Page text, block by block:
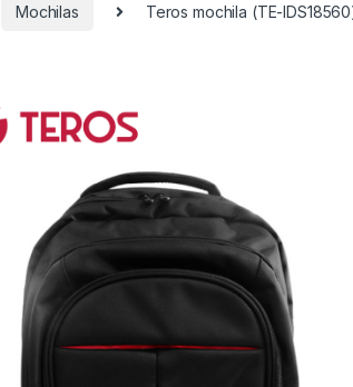
Mochilas Teros mochila (TE-